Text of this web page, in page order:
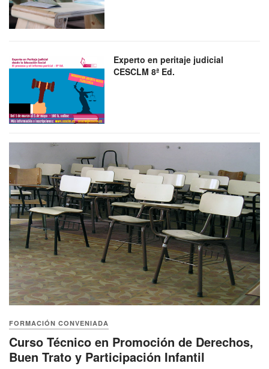
Experto en peritaje judicial
CESCLM 8ª Ed.
FORMACIÓN CONVENIADA
Curso Técnico en Promoción de Derechos,
Buen Trato y Participación Infantil